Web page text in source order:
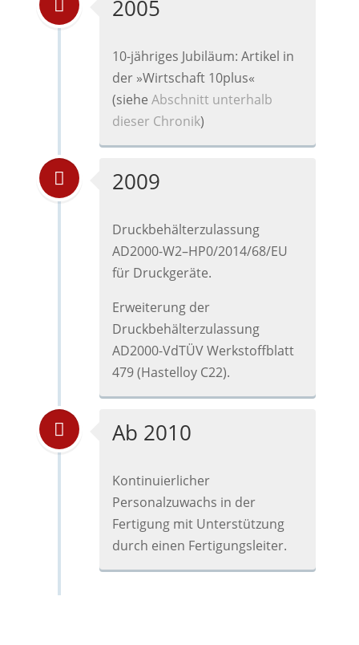
2005
10-jähriges Jubiläum: Artikel in
der »Wirtschaft 10plus«
(siehe Abschnitt unterhalb
dieser Chronik)
2009
Druckbehälterzulassung
AD2000-W2–HP0/2014/68/EU
für Druckgeräte.
Erweiterung der
Druckbehälterzulassung
AD2000-VdTÜV Werkstoffblatt
479 (Hastelloy C22).
Ab 2010
Kontinuierlicher
Personalzuwachs in der
Fertigung mit Unterstützung
durch einen Fertigungsleiter.